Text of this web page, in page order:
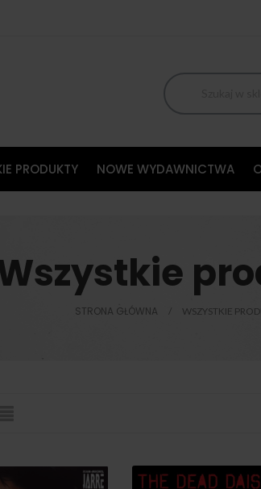
PRODUKTY NOWE WYDAWNICTWA
STRONA GŁÓWNA WSZYSTKIE